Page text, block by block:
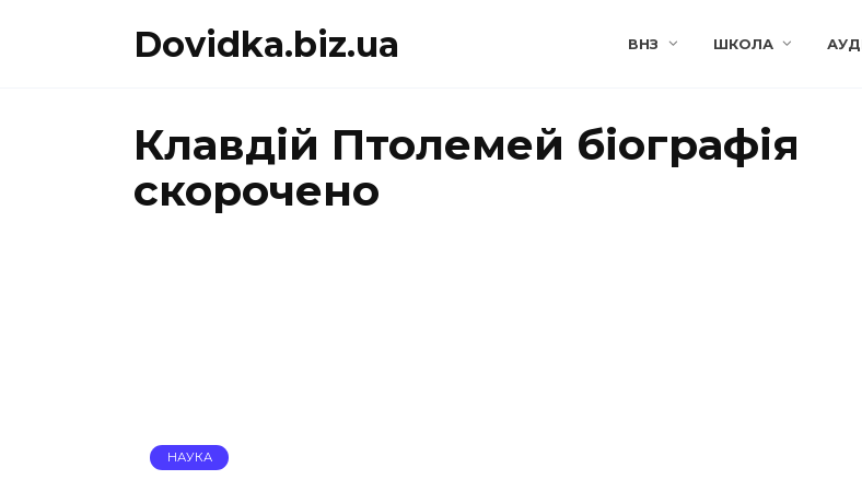
Dovidka.biz.ua ВНЗ ШКОЛА
Клавдій Птолемей біографія
скорочено
НАУКА